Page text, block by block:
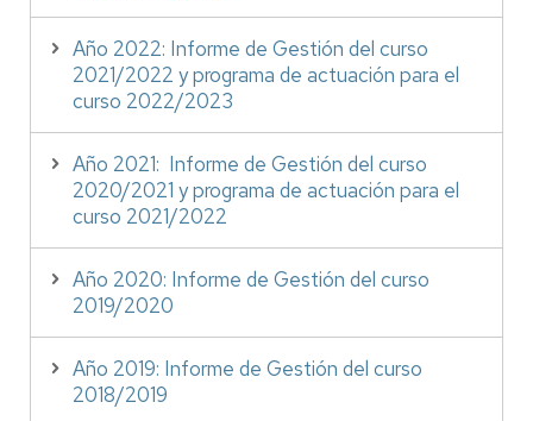
Año 2022: Informe de Gestión del curso
2021/2022 y programa de actuación para el
curso 2022/2023
Año 2021: Informe de Gestión del curso
2020/2021 y programa de actuación para el
curso 2021/2022
Año 2020: Informe de Gestión del curso
2019/2020
Año 2019: Informe de Gestión del curso
2018/2019